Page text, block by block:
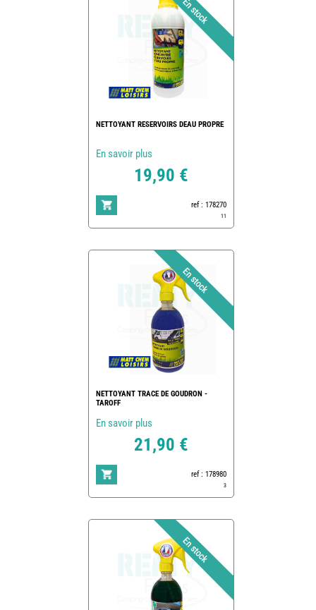
NETTOYANT RESERVOIRS DEAU PROPRE
En savoir plus
19,90 €
ref : 178270
11
NETTOYANT TRACE DE GOUDRON -
TAROFF
En savoir plus
21,90 €
ref : 178980
3